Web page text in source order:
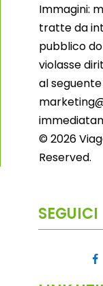
Immagini:
tratte da
pubblico
violasse
al seguente
© 2026
Reserved.
SEGUICI